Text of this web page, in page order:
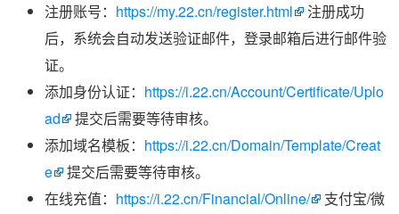
注册账号： https://my.22.cn/register.html
注册成功
后，系统会自动发送验证邮件，登录邮箱后进行邮件验
证。
添加身份认证： https://i.22.cn/Account/Certificate/Uplo
ad
提交后需要等待审核。
添加域名模板： https://i.22.cn/Domain/Template/Creat
e
提交后需要等待审核。
在线充值： https://i.22.cn/Financial/Online/
支付宝/微